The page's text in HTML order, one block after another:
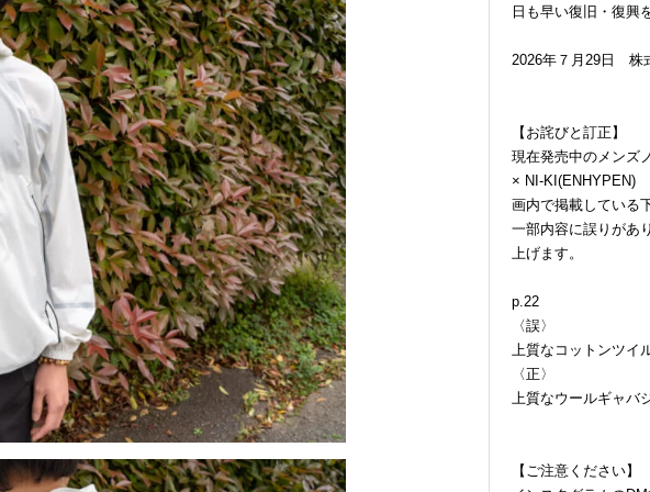
日も早い復旧・復興
2026年７月29日 株
【お詫びと訂正】
現在発売中のメンズ
× NI-KI(ENHYPEN)
画内で掲載している
一部内容に誤りがあ
上げます。
p.22
〈誤〉
上質なコットンツイ
〈正〉
上質なウールギャバ
【ご注意ください】